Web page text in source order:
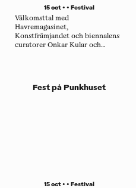
15 oct • • Festival
Välkomsttal med
Havremagasinet,
Konstfrämjandet och biennalens
curatorer Onkar Kular och
Fest på Punkhuset
15 oct • • Festival